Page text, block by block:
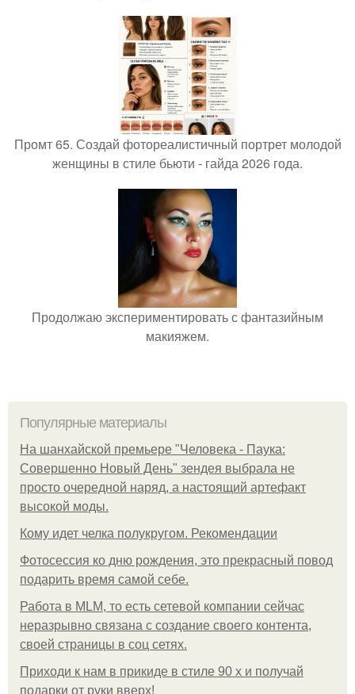
Промт 65. Создай фотореалистичный портрет молодой
женщины в стиле бьюти - гайда 2026 года.
Продолжаю экспериментировать с фантазийным
макияжем.
Популярные материалы
На шанхайской премьере "Человека - Паука:
Совершенно Новый День" зендея выбрала не
просто очередной наряд, а настоящий артефакт
высокой моды.
Кому идет челка полукругом. Рекомендации
Фотосессия ко дню рождения, это прекрасный повод
подарить время самой себе.
Работа в MLM, то есть сетевой компании сейчас
неразрывно связана с создание своего контента,
своей страницы в соц сетях.
Приходи к нам в прикиде в стиле 90 х и получай
подарки от руки вверх!